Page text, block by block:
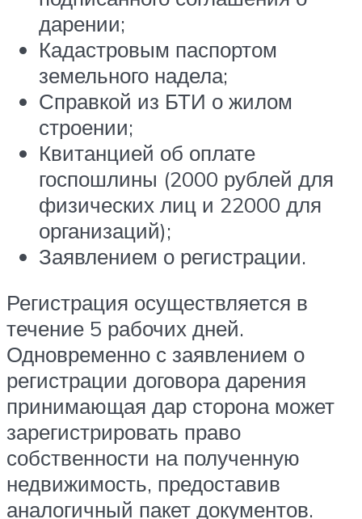
дарении;
Кадастровым паспортом
земельного надела;
Справкой из БТИ о жилом
строении;
Квитанцией об оплате
госпошлины (2000 рублей для
физических лиц и 22000 для
организаций);
Заявлением о регистрации.
Регистрация осуществляется в
течение 5 рабочих дней.
Одновременно с заявлением о
регистрации договора дарения
принимающая дар сторона может
зарегистрировать право
собственности на полученную
недвижимость, предоставив
аналогичный пакет документов.